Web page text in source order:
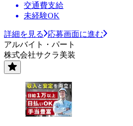
交通費支給
未経験OK
詳細を見る
応募画面に進む
アルバイト・パート
株式会社サクラ美装